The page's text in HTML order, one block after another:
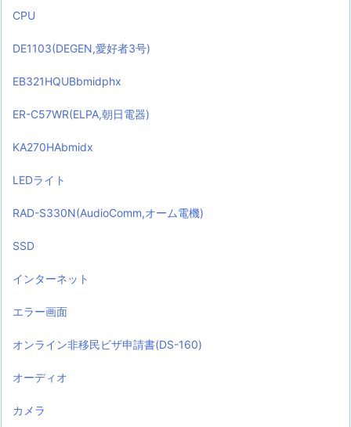
CPU
DE1103(DEGEN,愛好者3号)
EB321HQUBbmidphx
ER-C57WR(ELPA,朝日電器)
KA270HAbmidx
LEDライト
RAD-S330N(AudioComm,オーム電機)
SSD
インターネット
エラー画面
オンライン非移民ビザ申請書(DS-160)
オーディオ
カメラ